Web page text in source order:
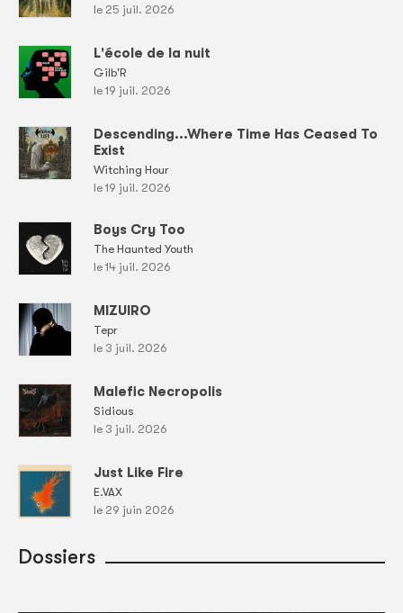
le 25 juil. 2026
L'école de la nuit
Gilb'R
le 19 juil. 2026
Descending...Where Time Has Ceased To
Exist
Witching Hour
le 19 juil. 2026
Boys Cry Too
The Haunted Youth
le 14 juil. 2026
MIZUIRO
Tepr
le 3 juil. 2026
Malefic Necropolis
Sidious
le 3 juil. 2026
Just Like Fire
E.VAX
le 29 juin 2026
Dossiers